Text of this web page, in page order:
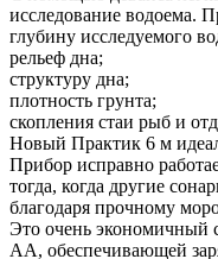
исследование водоема.
глубину исследуемого
рельеф дна;
структуру дна;
плотность грунта;
скопления стаи рыб и
Новый Практик 6 м
Прибор исправно
тогда, когда другие
благодаря прочному
Это очень экономичный
АА, обеспечивающей